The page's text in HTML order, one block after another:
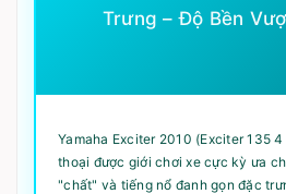
Trưng – Độ Bền
Yamaha Exciter 2010 (Exciter 135
thoại được giới chơi xe cực kỳ ưa
"chất" và tiếng nổ đanh gọn đặc